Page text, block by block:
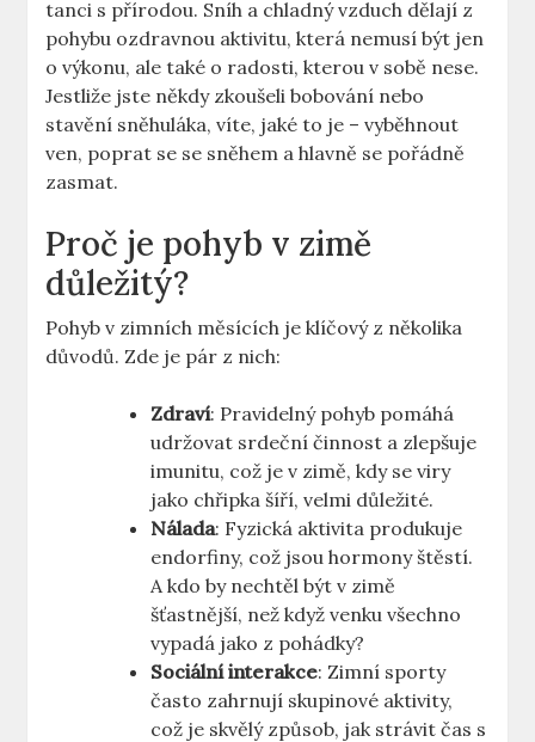
tanci⁤ s přírodou. Sníh a chladný⁤ vzduch dělají z
pohybu ‌ozdravnou aktivitu,‌ která nemusí být jen
o výkonu, ale také o⁢ radosti, kterou v sobě nese.
Jestliže jste někdy zkoušeli bobování nebo
stavění sněhuláka, ​víte, jaké ⁢to⁢ je – vyběhnout
ven, poprat se se sněhem a hlavně​ se pořádně
zasmat.
Proč ⁤je pohyb⁤ v zimě
důležitý?
Pohyb v zimních měsících je ‍klíčový z několika
důvodů.⁤ Zde‌ je​ pár z⁤ nich:
Zdraví: Pravidelný pohyb pomáhá‌
udržovat srdeční​ činnost​ a zlepšuje‌
imunitu, což je v zimě,​ kdy se viry
jako ⁤chřipka šíří, ​velmi důležité.
Nálada: Fyzická aktivita produkuje
endorfiny, ‌což jsou hormony štěstí.
A kdo by nechtěl být v zimě
šťastnější, než⁤ když venku všechno
vypadá jako z pohádky?
Sociální interakce: Zimní sporty
často zahrnují skupinové aktivity,
což je ⁣skvělý ⁣způsob,​ jak ​strávit čas s